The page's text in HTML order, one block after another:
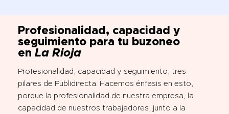
Profesionalidad, capacidad y
seguimiento para tu buzoneo
en La Rioja
Profesionalidad, capacidad y seguimiento, tres
pilares de Publidirecta. Hacemos énfasis en esto,
porque la profesionalidad de nuestra empresa, la
capacidad de nuestros trabajadores, junto a la